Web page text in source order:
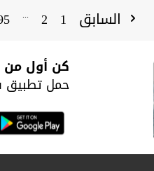
السابق 1
2
...
كن أول من
حمل تطبيق